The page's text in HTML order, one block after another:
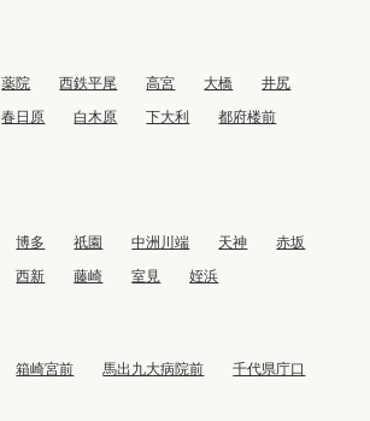
薬院 西鉄平尾 高宮 大橋
井尻
春日原 白木原 下大利
都府楼前
博多 祇園 中洲川端 天神
赤坂
西新 藤崎 室見 姪浜
箱崎宮前 馬出九大病院前
千代県庁口